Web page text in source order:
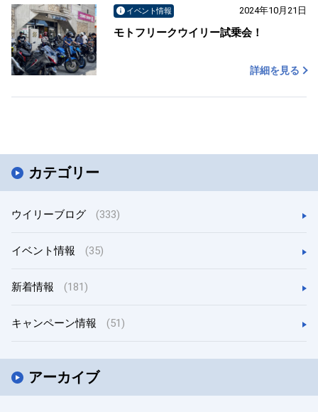
カテゴリー
ウイリーブログ (333)
イベント情報 (35)
新着情報 (181)
キャンペーン情報 (51)
アーカイブ
イベント情報 2024年10月21日
モトフリークウイリー試乗会！
詳細を見る